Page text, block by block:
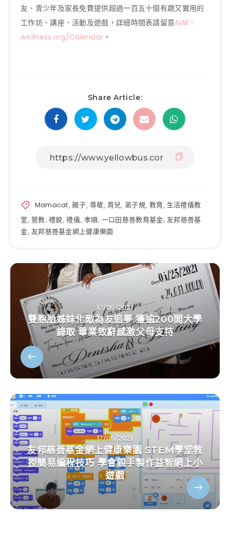
友、青少年及家長免費提供超過一百五十個有趣又實用的
工作坊、講座、活動及遊戲，詳細時間表請留意AIAF-
wellness.org/Calendar 。
Share Article:
Mamacat,親子, 尊敬, 育兒, 弟子規, 教育, 生活禮儀教
室, 管教,禮貌,禮儀, 孝順, 一口田慈善教育基金,友邦慈善基
金, 友邦慈善基金網上健康樂園
17/05/2021
雙胞胎姊妹化敵為友追夢 獲逾200間大學
錄取 畢業致辭感激父母支持
17/05/2021
友邦慈善基金網上健康樂園 STEM學堂教
授簡易編程技巧 學會親手製作益智網上小
遊戲